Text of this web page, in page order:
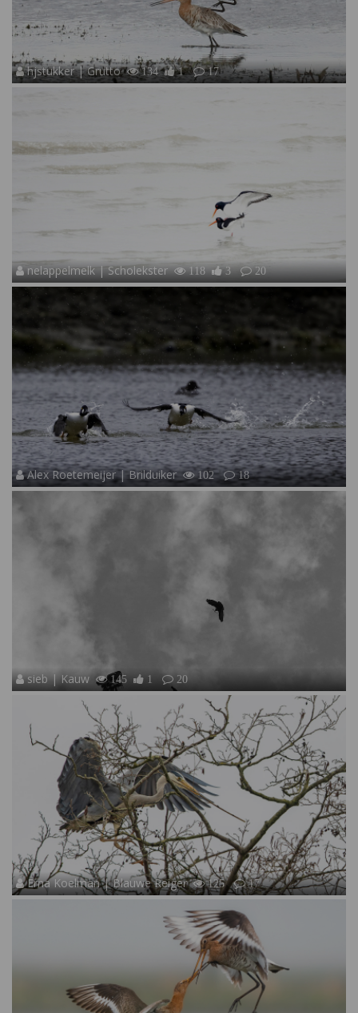
hjstukker | Grutto 134 1 17
nelappelmelk | Scholekster 118 3 20
Alex Roetemeijer | Brilduiker 102 18
sieb | Kauw 145 1 20
Erna Koelman | Blauwe Reiger 125 17